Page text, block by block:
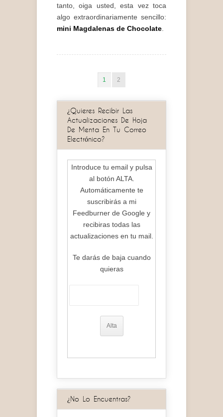
tanto, oiga usted, esta vez toca
algo extraordinariamente sencillo:
mini Magdalenas de Chocolate
1 2
¿Quieres Recibir Las
Actualizaciones De Hoja
De Menta En Tu Correo
Electrónico?
Introduce tu email y pulsa
al botón ALTA.
Automáticamente te
suscribirás a mi
Feedburner de Google y
recibiras todas las
actualizaciones en tu mail.
Te darás de baja cuando
quieras
¿No Lo Encuentras?